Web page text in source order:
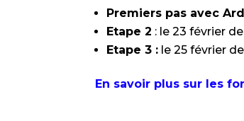
Premiers pas avec
Etape 2 : le 23 février de
Etape 3 : le 25 février
En savoir plus sur les